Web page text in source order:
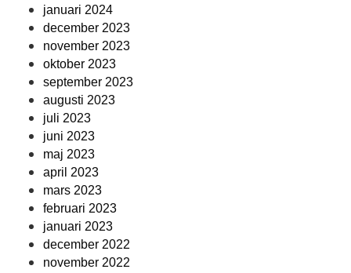
januari 2024
december 2023
november 2023
oktober 2023
september 2023
augusti 2023
juli 2023
juni 2023
maj 2023
april 2023
mars 2023
februari 2023
januari 2023
december 2022
november 2022